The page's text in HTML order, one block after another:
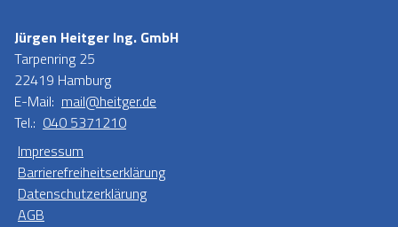
Jürgen Heitger Ing. GmbH
Tarpenring 25
22419 Hamburg
E-Mail: mail@heitger.de
Tel.: 040 5371210
Impressum
Barrierefreiheitserklärung
Datenschutzerklärung
AGB